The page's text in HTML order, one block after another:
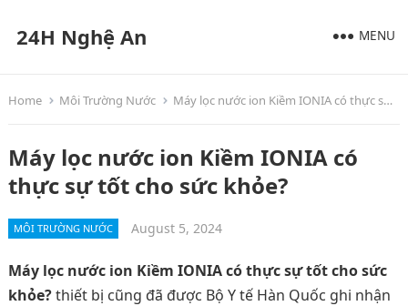
24H Nghệ An MENU
Home Môi Trường Nước Máy lọc nước ion Kiềm IONIA có thực sự tốt cho sức khỏe?
Máy lọc nước ion Kiềm IONIA có
thực sự tốt cho sức khỏe?
MÔI TRƯỜNG NƯỚC August 5, 2024
Máy lọc nước ion Kiềm IONIA có thực sự tốt cho sức
khỏe?thiết bị cũng đã được Bộ Y tế Hàn Quốc ghi nhận